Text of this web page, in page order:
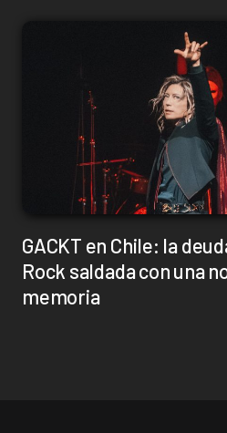
GACKT en Chile: la
Rock saldada con una
memoria